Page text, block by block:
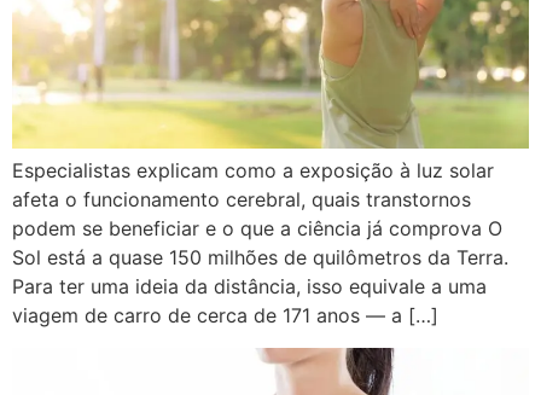
Especialistas explicam como a exposição à luz solar
afeta o funcionamento cerebral, quais transtornos
podem se beneficiar e o que a ciência já comprova O
Sol está a quase 150 milhões de quilômetros da Terra.
Para ter uma ideia da distância, isso equivale a uma
viagem de carro de cerca de 171 anos — a […]